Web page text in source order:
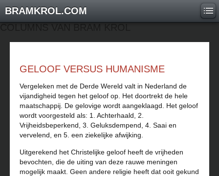
BRAMKROL.COM
GELOOF VERSUS HUMANISME
Vergeleken met de Derde Wereld valt in Nederland de
vijandigheid tegen het geloof op. Het doortrekt de hele
maatschappij. De gelovige wordt aangeklaagd. Het geloof
wordt voorgesteld als: 1. Achterhaald, 2.
Vrijheidsbeperkend, 3. Geluksdempend, 4. Saai en
vervelend, en 5. een ziekelijke afwijking.
Uitgerekend het Christelijke geloof heeft de vrijheden
bevochten, die de uiting van deze rauwe meningen
mogelijk maakt. Geen andere religie heeft dat ooit gekund